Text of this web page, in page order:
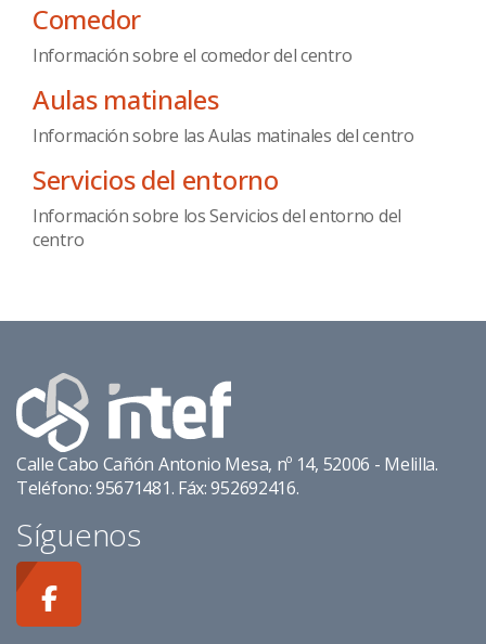
Comedor
Información sobre el comedor del centro
Aulas matinales
Información sobre las Aulas matinales del centro
Servicios del entorno
Información sobre los Servicios del entorno del
centro
Calle Cabo Cañón Antonio Mesa, nº 14, 52006 - Melilla.
Teléfono: 95671481. Fáx: 952692416.
Síguenos